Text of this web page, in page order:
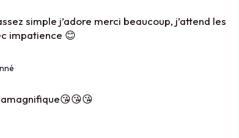
simple j’adore merci beaucoup, j’attend les
impatience 😊